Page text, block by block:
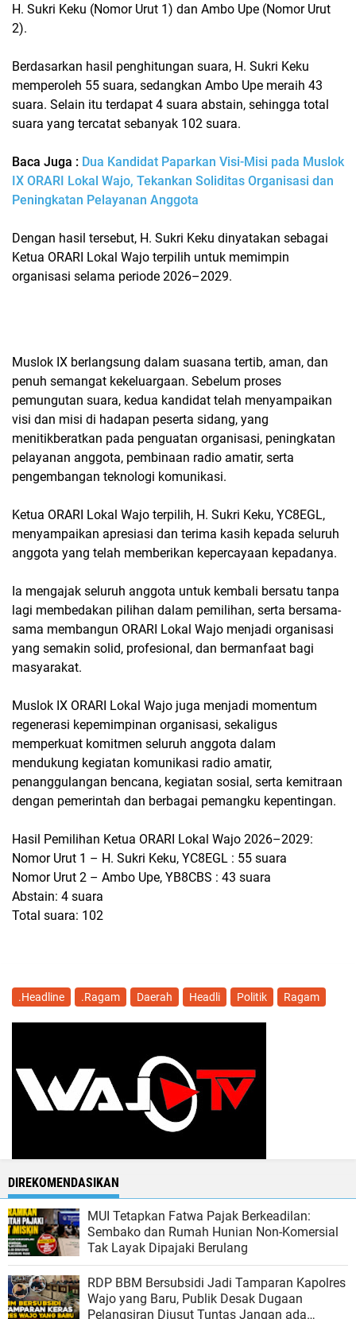
H. Sukri Keku (Nomor Urut 1) dan Ambo Upe (Nomor Urut
2).
Berdasarkan hasil penghitungan suara, H. Sukri Keku
memperoleh 55 suara, sedangkan Ambo Upe meraih 43
suara. Selain itu terdapat 4 suara abstain, sehingga total
suara yang tercatat sebanyak 102 suara.
Baca Juga : Dua Kandidat Paparkan Visi-Misi pada Muslok
IX ORARI Lokal Wajo, Tekankan Soliditas Organisasi dan
Peningkatan Pelayanan Anggota
Dengan hasil tersebut, H. Sukri Keku dinyatakan sebagai
Ketua ORARI Lokal Wajo terpilih untuk memimpin
organisasi selama periode 2026–2029.
Muslok IX berlangsung dalam suasana tertib, aman, dan
penuh semangat kekeluargaan. Sebelum proses
pemungutan suara, kedua kandidat telah menyampaikan
visi dan misi di hadapan peserta sidang, yang
menitikberatkan pada penguatan organisasi, peningkatan
pelayanan anggota, pembinaan radio amatir, serta
pengembangan teknologi komunikasi.
Ketua ORARI Lokal Wajo terpilih, H. Sukri Keku, YC8EGL,
menyampaikan apresiasi dan terima kasih kepada seluruh
anggota yang telah memberikan kepercayaan kepadanya.
Ia mengajak seluruh anggota untuk kembali bersatu tanpa
lagi membedakan pilihan dalam pemilihan, serta bersama-
sama membangun ORARI Lokal Wajo menjadi organisasi
yang semakin solid, profesional, dan bermanfaat bagi
masyarakat.
Muslok IX ORARI Lokal Wajo juga menjadi momentum
regenerasi kepemimpinan organisasi, sekaligus
memperkuat komitmen seluruh anggota dalam
mendukung kegiatan komunikasi radio amatir,
penanggulangan bencana, kegiatan sosial, serta kemitraan
dengan pemerintah dan berbagai pemangku kepentingan.
Hasil Pemilihan Ketua ORARI Lokal Wajo 2026–2029:
Nomor Urut 1 – H. Sukri Keku, YC8EGL : 55 suara
Nomor Urut 2 – Ambo Upe, YB8CBS : 43 suara
Abstain: 4 suara
Total suara: 102
.Headline .Ragam Daerah Headli Politik Ragam
DIREKOMENDASIKAN
MUI Tetapkan Fatwa Pajak Berkeadilan:
Sembako dan Rumah Hunian Non-Komersial
Tak Layak Dipajaki Berulang
RDP BBM Bersubsidi Jadi Tamparan Kapolres
Wajo yang Baru, Publik Desak Dugaan
Pelangsiran Diusut Tuntas Jangan ada